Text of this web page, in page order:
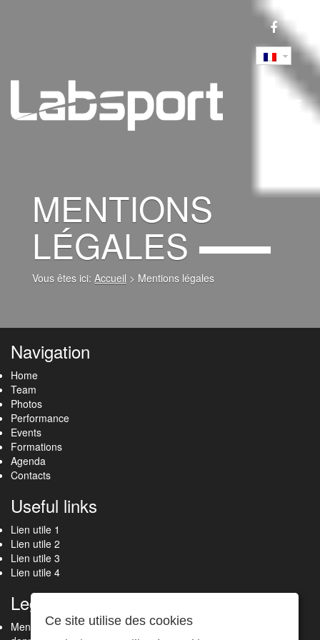
MENTIONS
LÉGALES
Vous êtes ici: Accueil > Mentions légales
Navigation
Home
Team
Photos
Performance
Events
Formations
Agenda
Contacts
Useful links
Lien utile 1
Lien utile 2
Lien utile 3
Lien utile 4
Legal
Mentions légales, politique de confidentialité et protection des
Ce site utilise des cookies